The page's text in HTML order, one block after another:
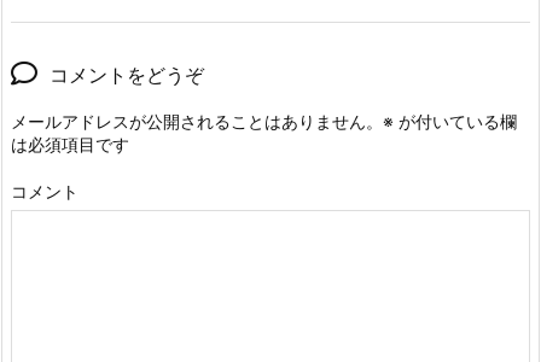
コメントをどうぞ
メールアドレスが公開されることはありません。 ※ が付いている欄
は必須項目です
コメント